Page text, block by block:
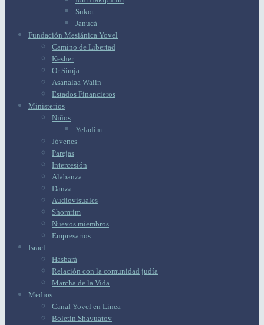
Sukot
Janucá
Fundación Mesiánica Yovel
Camino de Libertad
Kesher
Or Simja
Asanalaa Waiin
Estados Financieros
Ministerios
Niños
Yeladim
Jóvenes
Parejas
Intercesión
Alabanza
Danza
Audiovisuales
Shomrim
Nuevos miembros
Empresarios
Israel
Hasbará
Relación con la comunidad judía
Marcha de la Vida
Medios
Canal Yovel en Línea
Boletín Shavuatov